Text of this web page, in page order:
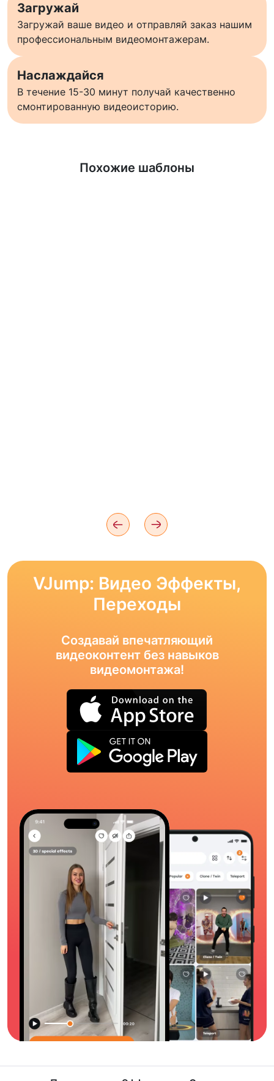
Загружай
Загружай ваше видео и отправляй заказ нашим
профессиональным видеомонтажерам.
Наслаждайся
В течение 15-30 минут получай качественно
смонтированную видеоисторию.
Похожие шаблоны
Узнать больше
VJump: Видео Эффекты,
Переходы
Создавай впечатляющий
видеоконтент без навыков
видеомонтажа!